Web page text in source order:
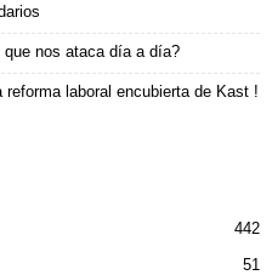
que nos ataca día a día?
reforma laboral encubierta de Kast !
442
51